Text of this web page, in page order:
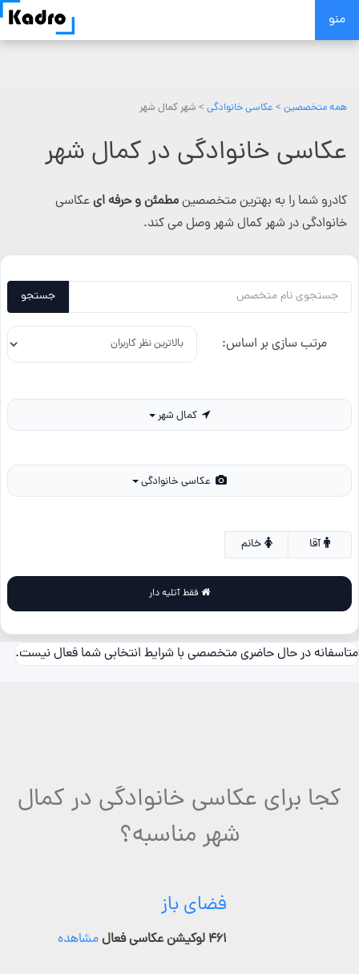
Skip
منو
همه متخصصین > عکاسی خانوادگی > شهر کمال شهر
عکاسی خانوادگی در کمال شهر
کادرو شما را به بهترین متخصصینمطمئن و حرفه ایعکاسی
خانوادگی در شهر کمال شهر وصل می کند.
جستجو
مرتب سازی بر اساس:
خانم
متاسفانه در حال حاضری متخصصی با شرایط انتخابی شما فعال نیست.
کجا برای عکاسی خانوادگی در کمال
شهر مناسبه؟
فضای باز
۴۶۱ لوکیشن عکاسی فعال مشاهده